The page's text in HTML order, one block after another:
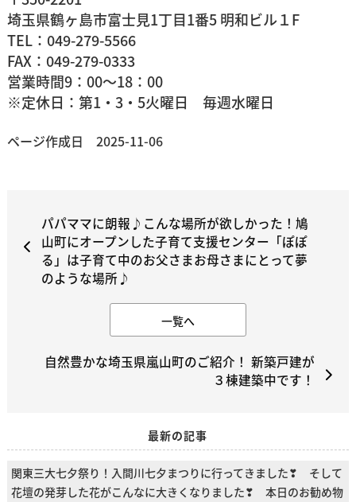
埼玉県鶴ヶ島市富士見1丁目1番5 明和ビル１F
TEL：049-279-5566
FAX：049-279-0333
営業時間9：00～18：00
※定休日：第1・3・5火曜日 毎週水曜日
ページ作成日 2025-11-06
パパママに朗報♪こんな場所が欲しかった！鳩
山町にオープンした子育て支援センター「ぽぽ
る」は子育て中のお父さまお母さまにとって夢
のような場所♪
一覧へ
自然豊かな埼玉県嵐山町のご紹介！ 新築戸建が
３棟建築中です！
最新の記事
関東三大七夕祭り！入間川七夕まつりに行ってきました❣ そして
花壇の発芽した花がこんなに大きくなりました❣ 本日のお勧め物